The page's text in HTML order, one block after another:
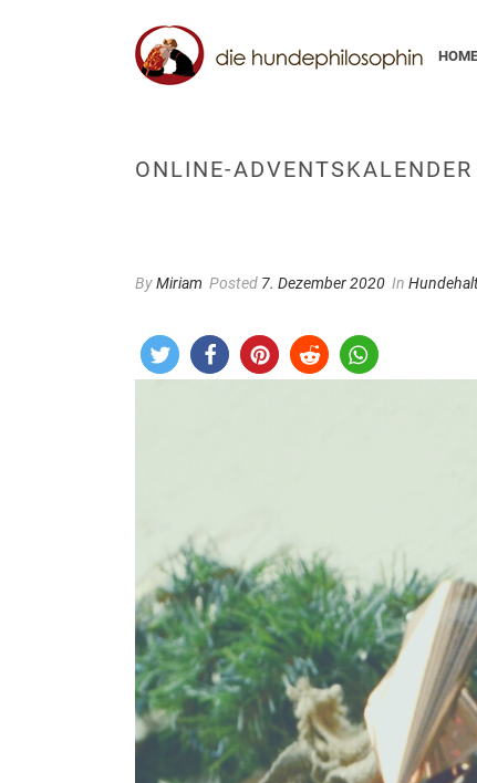
HOME
ONLINE-
ByMiriam Posted 7. Dezember 2020 In